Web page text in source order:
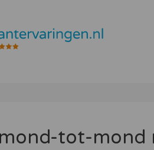
tot-mond